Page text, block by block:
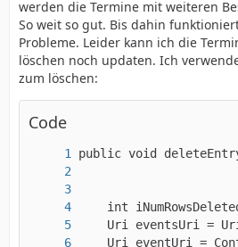
werden die Termine mit weiteren
So weit so gut. Bis dahin
Probleme. Leider kann ich die
löschen noch updaten. Ich
zum löschen:
Code